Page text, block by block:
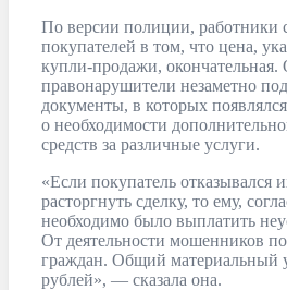
По версии полиции, работники
покупателей в том, что цена,
купли-продажи, окончательная.
правонарушители незаметно
документы, в которых
о необходимости
средств за различные услуги.
«Если покупатель отказывался
расторгнуть сделку, то ему,
необходимо было выплатить
От деятельности мошенников
граждан. Общий материальный
рублей», — сказала она.